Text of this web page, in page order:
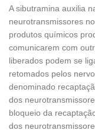
A sibutramina auxilia
neurotransmissores
produtos químicos
comunicarem com
liberados podem se
retomados pelos
denominado
dos
bloqueio da
dos